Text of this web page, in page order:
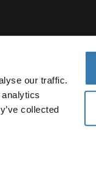
our traffic.
collected
Politica dei cookie